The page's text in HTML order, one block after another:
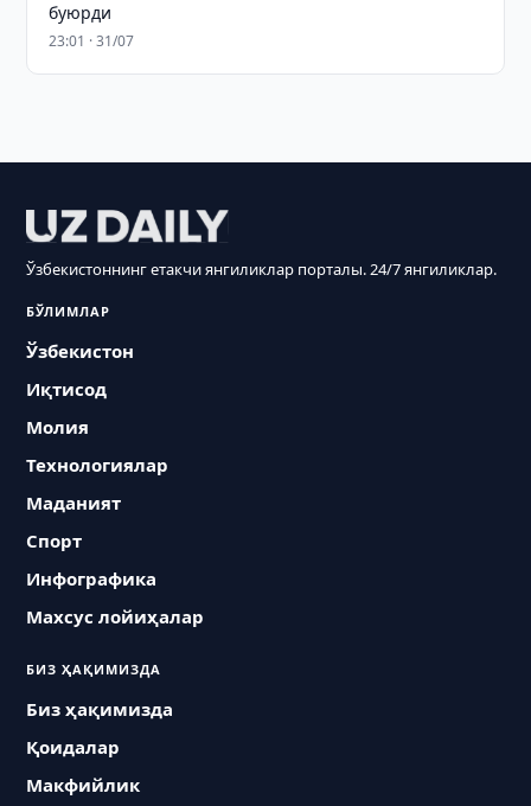
буюрди
23:01 · 31/07
Ўзбекистоннинг етакчи янгиликлар порталы. 24/7 янгиликлар.
БЎЛИМЛАР
Ўзбекистон
Иқтисод
Молия
Технологиялар
Маданият
Спорт
Инфографика
Махсус лойиҳалар
БИЗ ҲАҚИМИЗДА
Биз ҳақимизда
Қоидалар
Макфийлик